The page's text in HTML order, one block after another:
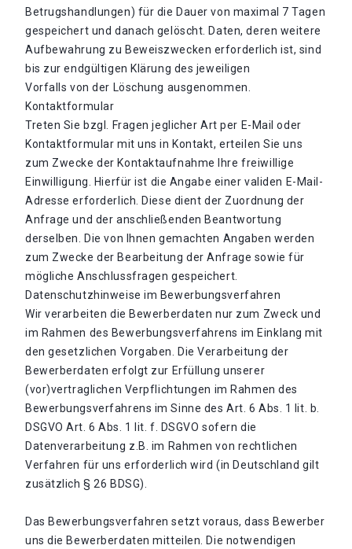
Betrugshandlungen) für die Dauer von maximal 7 Tagen
gespeichert und danach gelöscht. Daten, deren weitere
Aufbewahrung zu Beweiszwecken erforderlich ist, sind
bis zur endgültigen Klärung des jeweiligen
Vorfalls von der Löschung ausgenommen.
Kontaktformular
Treten Sie bzgl. Fragen jeglicher Art per E-Mail oder
Kontaktformular mit uns in Kontakt, erteilen Sie uns
zum Zwecke der Kontaktaufnahme Ihre freiwillige
Einwilligung. Hierfür ist die Angabe einer validen E-Mail-
Adresse erforderlich. Diese dient der Zuordnung der
Anfrage und der anschließenden Beantwortung
derselben. Die von Ihnen gemachten Angaben werden
zum Zwecke der Bearbeitung der Anfrage sowie für
mögliche Anschlussfragen gespeichert.
Datenschutzhinweise im Bewerbungsverfahren
Wir verarbeiten die Bewerberdaten nur zum Zweck und
im Rahmen des Bewerbungsverfahrens im Einklang mit
den gesetzlichen Vorgaben. Die Verarbeitung der
Bewerberdaten erfolgt zur Erfüllung unserer
(vor)vertraglichen Verpflichtungen im Rahmen des
Bewerbungsverfahrens im Sinne des Art. 6 Abs. 1 lit. b.
DSGVO Art. 6 Abs. 1 lit. f. DSGVO sofern die
Datenverarbeitung z.B. im Rahmen von rechtlichen
Verfahren für uns erforderlich wird (in Deutschland gilt
zusätzlich § 26 BDSG).
Das Bewerbungsverfahren setzt voraus, dass Bewerber
uns die Bewerberdaten mitteilen. Die notwendigen